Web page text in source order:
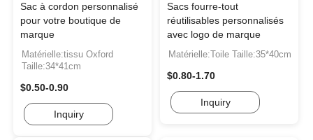
Sac à cordon personnalisé
pour votre boutique de
marque
Matérielle:tissu Oxford
Taille:34*41cm
$0.50-0.90
Inquiry
Sacs fourre-tout
réutilisables personnalisés
avec logo de marque
Matérielle:Toile Taille:35*40cm
$0.80-1.70
Inquiry